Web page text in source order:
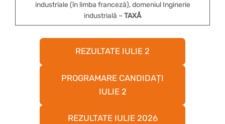
industriale (în limba franceză), domeniul Inginerie
industrială – TAXĂ
REZULTATE IULIE 2
PROGRAMARE CANDIDAȚI
IULIE 2
REZULTATE IULIE 2026